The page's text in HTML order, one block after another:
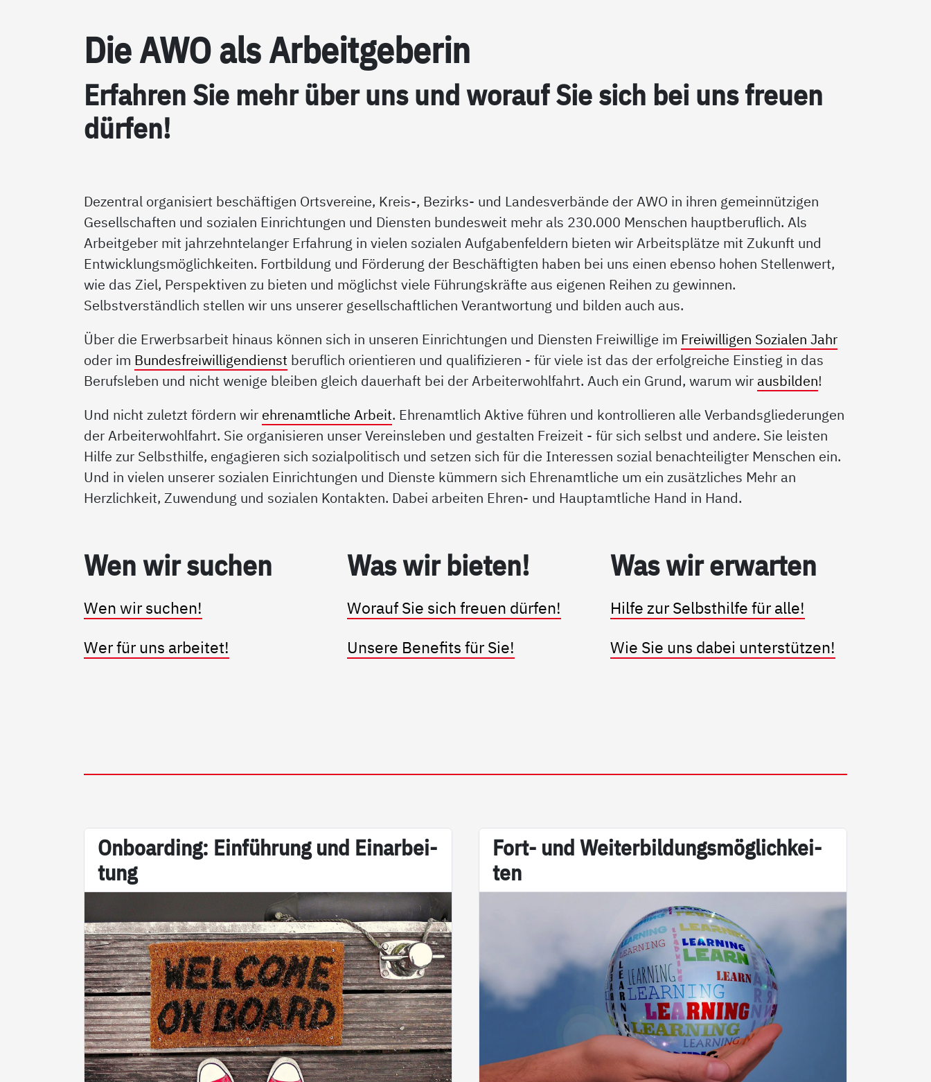
Die AWO als Ar­beit­ge­be­rin
Er­fah­ren Sie mehr über uns und wor­auf Sie sich bei uns freu­en
dür­fen!
Dezentral organisiert beschäftigen Ortsvereine, Kreis-, Bezirks- und Landesverbände der AWO in ihren gemeinnützigen
Gesellschaften und sozialen Einrichtungen und Diensten bundesweit mehr als 230.000 Menschen hauptberuflich. Als
Arbeitgeber mit jahrzehntelanger Erfahrung in vielen sozialen Aufgabenfeldern bieten wir Arbeitsplätze mit Zukunft und
Entwicklungsmöglichkeiten. Fortbildung und Förderung der Beschäftigten haben bei uns einen ebenso hohen Stellenwert,
wie das Ziel, Perspektiven zu bieten und möglichst viele Führungskräfte aus eigenen Reihen zu gewinnen.
Selbstverständlich stellen wir uns unserer gesellschaftlichen Verantwortung und bilden auch aus.
Über die Erwerbsarbeit hinaus können sich in unseren Einrichtungen und Diensten Freiwillige im Freiwilligen Sozialen Jahr
oder im Bundesfreiwilligendienst beruflich orientieren und qualifizieren - für viele ist das der erfolgreiche Einstieg in das
Berufsleben und nicht wenige bleiben gleich dauerhaft bei der Arbeiterwohlfahrt. Auch ein Grund, warum wir ausbilden!
Und nicht zuletzt fördern wir ehrenamtliche Arbeit. Ehrenamtlich Aktive führen und kontrollieren alle Verbandsgliederungen
der Arbeiterwohlfahrt. Sie organisieren unser Vereinsleben und gestalten Freizeit - für sich selbst und andere. Sie leisten
Hilfe zur Selbsthilfe, engagieren sich sozialpolitisch und setzen sich für die Interessen sozial benachteiligter Menschen ein.
Und in vielen unserer sozialen Einrichtungen und Dienste kümmern sich Ehrenamtliche um ein zusätzliches Mehr an
Herzlichkeit, Zuwendung und sozialen Kontakten. Dabei arbeiten Ehren- und Hauptamtliche Hand in Hand.
Wen wir su­chen
Wen wir suchen!
Wer für uns arbeitet!
Was wir bie­ten!
Worauf Sie sich freuen dürfen!
Unsere Benefits für Sie!
Was wir er­war­ten
Hilfe zur Selbsthilfe für alle!
Wie Sie uns dabei unterstützen!
On­boar­ding: Ein­füh­rung und Ein­ar­bei­
tung
Fort- und Wei­ter­bil­dungs­mög­lich­kei­
ten